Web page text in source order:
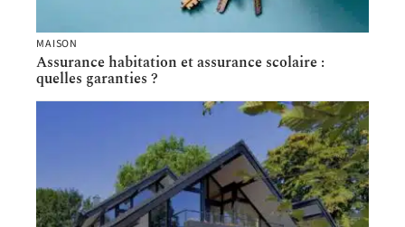
MAISON
Assurance habitation et assurance scolaire :
quelles garanties ?